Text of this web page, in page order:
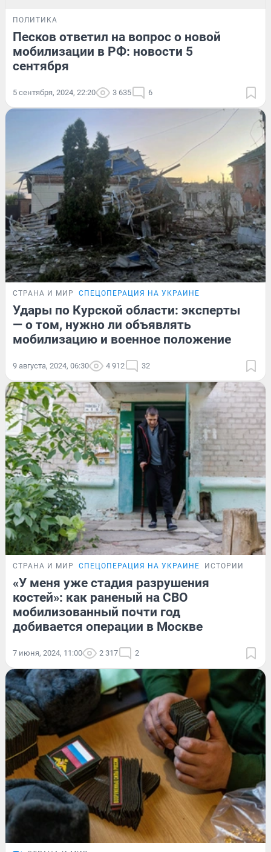
ПОЛИТИКА
Песков ответил на вопрос о новой
мобилизации в РФ: новости 5
сентября
5 сентября, 2024, 22:20 3 635 6
СТРАНА И МИР СПЕЦОПЕРАЦИЯ НА УКРАИНЕ
Удары по Курской области: эксперты
— о том, нужно ли объявлять
мобилизацию и военное положение
9 августа, 2024, 06:30 4 912 32
СТРАНА И МИР СПЕЦОПЕРАЦИЯ НА УКРАИНЕ ИСТОРИИ
«У меня уже стадия разрушения
костей»: как раненый на СВО
мобилизованный почти год
добивается операции в Москве
7 июня, 2024, 11:00 2 317 2